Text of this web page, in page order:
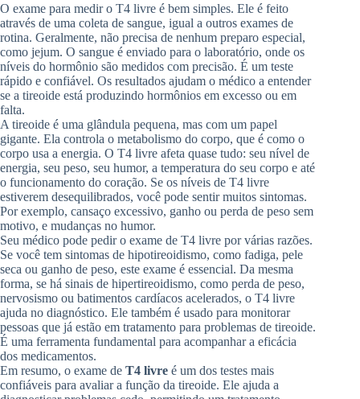
O exame para medir o T4 livre é bem simples. Ele é feito
através de uma coleta de sangue, igual a outros exames de
rotina. Geralmente, não precisa de nenhum preparo especial,
como jejum. O sangue é enviado para o laboratório, onde os
níveis do hormônio são medidos com precisão. É um teste
rápido e confiável. Os resultados ajudam o médico a entender
se a tireoide está produzindo hormônios em excesso ou em
falta.
A tireoide é uma glândula pequena, mas com um papel
gigante. Ela controla o metabolismo do corpo, que é como o
corpo usa a energia. O T4 livre afeta quase tudo: seu nível de
energia, seu peso, seu humor, a temperatura do seu corpo e até
o funcionamento do coração. Se os níveis de T4 livre
estiverem desequilibrados, você pode sentir muitos sintomas.
Por exemplo, cansaço excessivo, ganho ou perda de peso sem
motivo, e mudanças no humor.
Seu médico pode pedir o exame de T4 livre por várias razões.
Se você tem sintomas de hipotireoidismo, como fadiga, pele
seca ou ganho de peso, este exame é essencial. Da mesma
forma, se há sinais de hipertireoidismo, como perda de peso,
nervosismo ou batimentos cardíacos acelerados, o T4 livre
ajuda no diagnóstico. Ele também é usado para monitorar
pessoas que já estão em tratamento para problemas de tireoide.
É uma ferramenta fundamental para acompanhar a eficácia
dos medicamentos.
Em resumo, o exame de T4 livre é um dos testes mais
confiáveis para avaliar a função da tireoide. Ele ajuda a